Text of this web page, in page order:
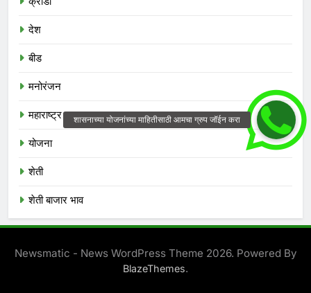
देश
बीड
मनोरंजन
महाराष्ट्र
योजना
शेती
शेती बाजार भाव
Newsmatic - News WordPress Theme 2026. Powered By
BlazeThemes.